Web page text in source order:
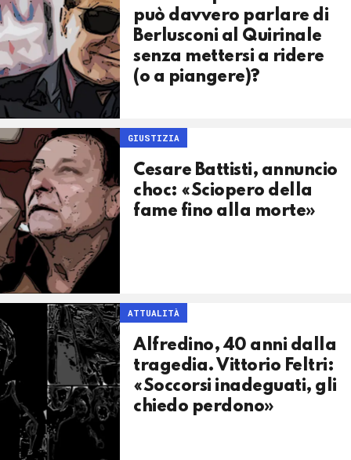
può davvero parlare di
Berlusconi al Quirinale
senza mettersi a ridere
(o a piangere)?
GIUSTIZIA
Cesare Battisti, annuncio
choc: «Sciopero della
fame fino alla morte»
ATTUALITÀ
Alfredino, 40 anni dalla
tragedia. Vittorio Feltri:
«Soccorsi inadeguati, gli
chiedo perdono»